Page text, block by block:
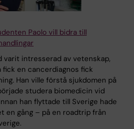
Paolo vill bidra till
varit intresserad av vetenskap,
fick en cancerdiagnos fick
Han ville förstå sjukdomen på
studera biomedicin vid
han flyttade till Sverige hade
en gång – på en roadtrip från